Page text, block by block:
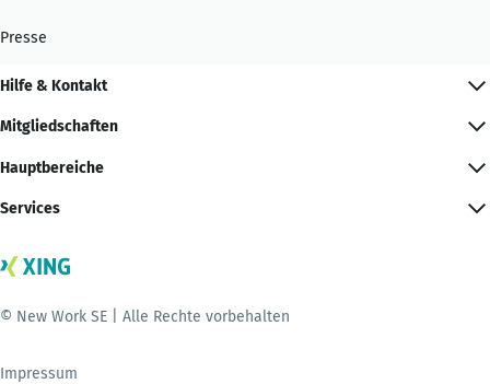
Presse
Hilfe & Kontakt
Mitgliedschaften
Hauptbereiche
Services
© New Work SE | Alle Rechte vorbehalten
Impressum